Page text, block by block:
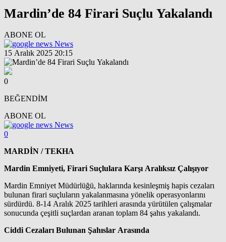
Mardin’de 84 Firari Suçlu Yakalandı
ABONE OL
News
15 Aralık 2025 20:15
0
BEĞENDİM
ABONE OL
News
0
MARDİN / TEKHA
Mardin Emniyeti, Firari Suçlulara Karşı Aralıksız Çalışıyor
Mardin Emniyet Müdürlüğü, haklarında kesinleşmiş hapis cezaları
bulunan firari suçluların yakalanmasına yönelik operasyonlarını
sürdürdü. 8-14 Aralık 2025 tarihleri arasında yürütülen çalışmalar
sonucunda çeşitli suçlardan aranan toplam 84 şahıs yakalandı.
Ciddi Cezaları Bulunan Şahıslar Arasında